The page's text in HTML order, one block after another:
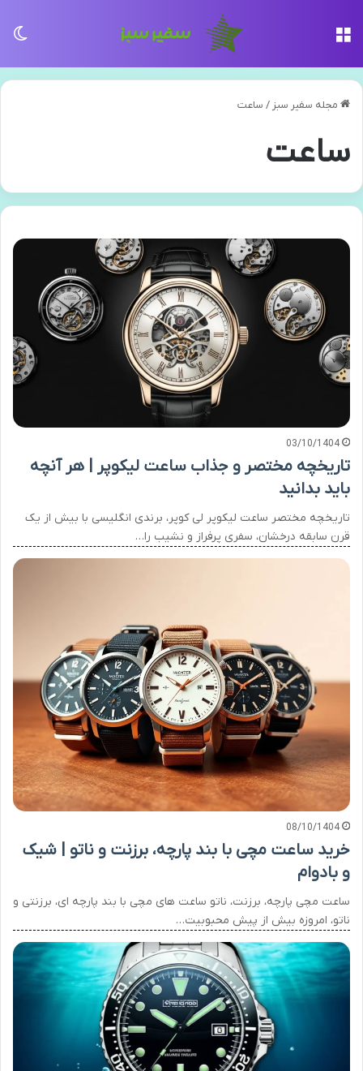
مجله سفیر سبز / ساعت
ساعت
03/10/1404
تاریخچه مختصر و جذاب ساعت لیکوپر | هر آنچه
باید بدانید
تاریخچه مختصر ساعت لیکوپر لی کوپر، برندی انگلیسی با بیش از یک
قرن سابقه درخشان، سفری پرفراز و نشیب را…
08/10/1404
خرید ساعت مچی با بند پارچه، برزنت و ناتو | شیک
و بادوام
ساعت مچی پارچه، برزنت، ناتو ساعت های مچی با بند پارچه ای، برزنتی و
ناتو، امروزه بیش از پیش محبوبیت…